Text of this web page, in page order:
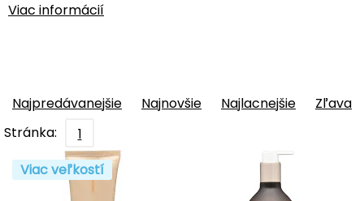
Viac informácií
Najpredávanejšie Najnovšie Najlacnejšie
Zľava
Stránka:
1
Viac veľkostí